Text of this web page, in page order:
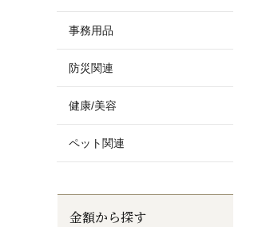
事務用品
防災関連
健康/美容
ペット関連
金額から探す